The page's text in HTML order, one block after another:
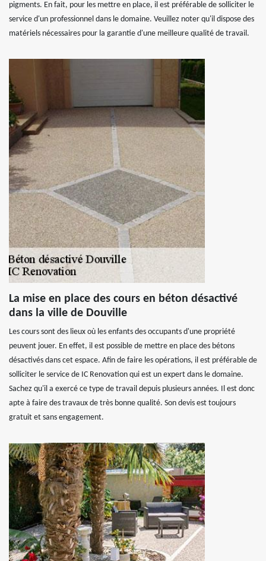
pigments. En fait, pour les mettre en place, il est préférable de solliciter le
service d'un professionnel dans le domaine. Veuillez noter qu'il dispose des
matériels nécessaires pour la garantie d'une meilleure qualité de travail.
La mise en place des cours en béton désactivé
dans la ville de Douville
Les cours sont des lieux où les enfants des occupants d'une propriété
peuvent jouer. En effet, il est possible de mettre en place des bétons
désactivés dans cet espace. Afin de faire les opérations, il est préférable de
solliciter le service de IC Renovation qui est un expert dans le domaine.
Sachez qu'il a exercé ce type de travail depuis plusieurs années. Il est donc
apte à faire des travaux de très bonne qualité. Son devis est toujours
gratuit et sans engagement.